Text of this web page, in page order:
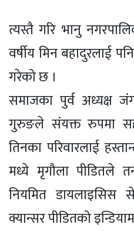
त्यस्तै गरि भानु
वर्षीय मिन बहादुरलाई
गरेको छ ।
समाजका पुर्व अध्यक्ष
गुरुङले संयक्त रुपमा
तिनका परिवारलाई
मध्ये मृगौला पीडितले
नियमित
क्यान्सर पीडितको